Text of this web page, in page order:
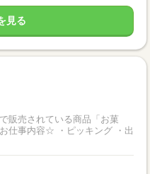
見る
販売されている商品「お菓